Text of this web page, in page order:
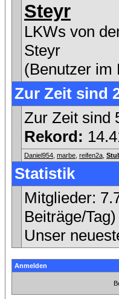
Steyr
LKWs von
Steyr
(Benutzer im
Zur Zeit sind
Zur Zeit sind
Rekord:
Daniel954 marbe reifen2a
Statistik
Mitglieder:
Beiträge/Tag)
Unser
Anmelden